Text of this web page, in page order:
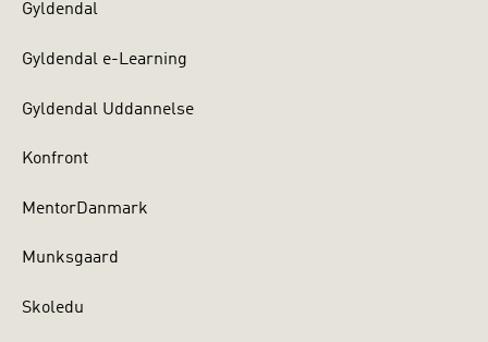
Gyldendal
Gyldendal e-Learning
Gyldendal Uddannelse
Konfront
MentorDanmark
Munksgaard
Skoledu